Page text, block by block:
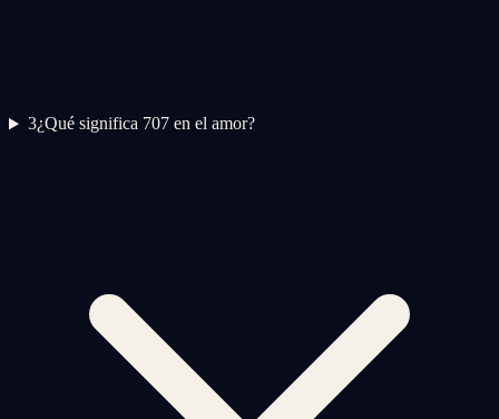
3¿Qué significa 707 en el amor?